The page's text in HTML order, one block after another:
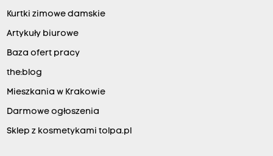
Kurtki zimowe damskie
Artykuły biurowe
Baza ofert pracy
the:blog
Mieszkania w Krakowie
Darmowe ogłoszenia
Sklep z kosmetykami tolpa.pl